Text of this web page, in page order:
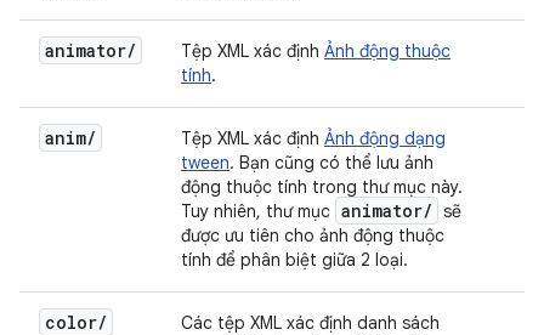
animator/ Tệp XML xác định Ảnh động thuộc
tính.
anim/ Tệp XML xác định Ảnh động dạng
tween. Bạn cũng có thể lưu ảnh
động thuộc tính trong thư mục này.
Tuy nhiên, thư mục animator/ sẽ
được ưu tiên cho ảnh động thuộc
tính để phân biệt giữa 2 loại.
color/
Các tệp XML xác định danh sách